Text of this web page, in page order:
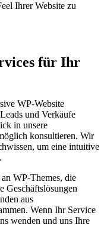
Ihrer Website zu
für Ihr
WP-Website
und Verkäufe
in unsere
konsultieren. Wir
um eine intuitive
WP-Themes, die
Geschäftslösungen
aus
Wenn Ihr Service
wenden und uns Ihre